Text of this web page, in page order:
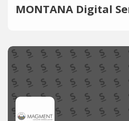
MONTANA Digital